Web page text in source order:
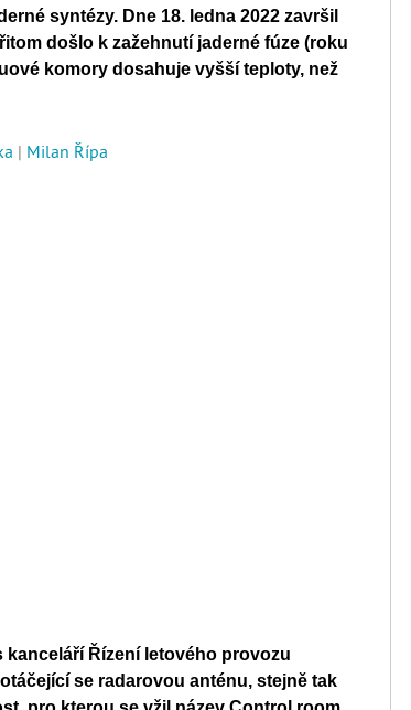
syntézy. Dne 18. ledna 2022 završil
došlo k zažehnutí jaderné fúze (roku
komory dosahuje vyšší teploty, než
| Milan Řípa
Řízení letového provozu
se radarovou anténu, stejně tak